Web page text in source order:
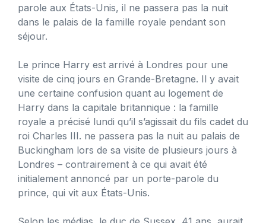
parole aux États-Unis, il ne passera pas la nuit
dans le palais de la famille royale pendant son
séjour.
Le prince Harry est arrivé à Londres pour une
visite de cinq jours en Grande-Bretagne. Il y avait
une certaine confusion quant au logement de
Harry dans la capitale britannique : la famille
royale a précisé lundi qu’il s’agissait du fils cadet du
roi Charles III. ne passera pas la nuit au palais de
Buckingham lors de sa visite de plusieurs jours à
Londres – contrairement à ce qui avait été
initialement annoncé par un porte-parole du
prince, qui vit aux États-Unis.